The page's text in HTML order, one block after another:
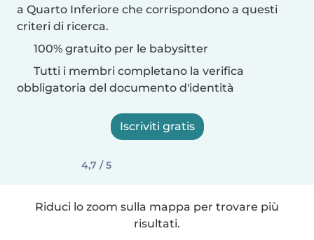
a Quarto Inferiore che corrispondono a questi
criteri di ricerca.
100% gratuito per le babysitter
Tutti i membri completano la verifica
obbligatoria del documento d'identità
Iscriviti gratis
4,7 / 5
Riduci lo zoom sulla mappa per trovare più
risultati.